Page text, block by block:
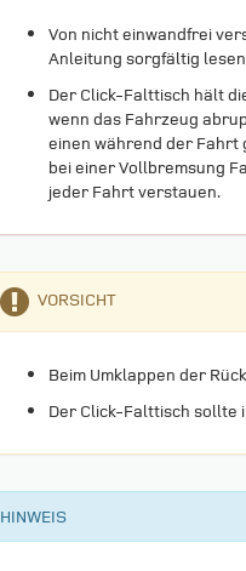
Von nicht einwandfrei
Anleitung sorgfältig
Der Click-Falttisch hält
wenn das Fahrzeug
einen während der
bei einer Vollbremsung
jeder Fahrt verstauen.
VORSICHT
Beim Umklappen der
Der Click-Falttisch sollte
HINWEIS